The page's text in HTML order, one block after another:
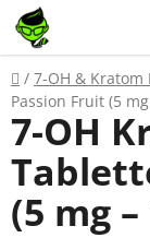
Zum
Inhalt
springen
Startseite
/ 7-OH & Kratom
Passion Fruit (5
7-OH
(5 mg